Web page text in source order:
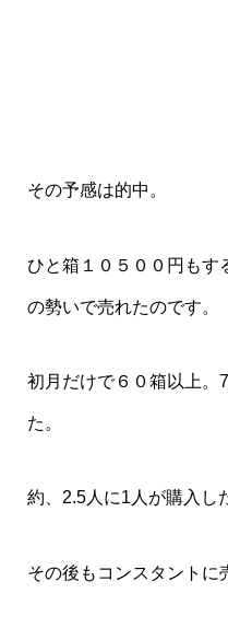
その予感は的中。
ひと箱１０５００円もす
の勢いで売れたのです。
初月だけで６０箱以上。
た。
約、2.5人に1人が購入し
その後もコンスタントに